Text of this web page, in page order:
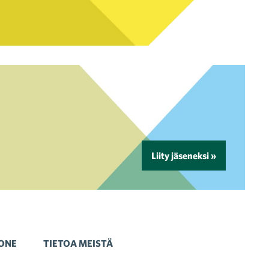
Liity jäseneksi »
TIETOA MEISTÄ